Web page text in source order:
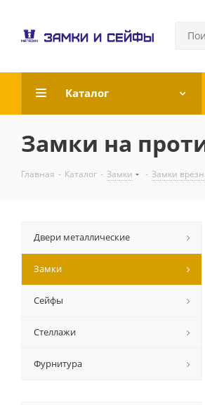
Каталог
Замки на
Главная - Каталог - Замки - Замки
Двери металлические
Замки
Сейфы
Стеллажи
Фурнитура